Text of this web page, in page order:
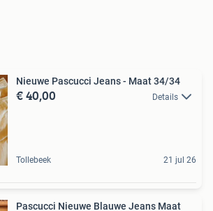
Nieuwe Pascucci Jeans - Maat 34/34
€ 40,00 Details
Tollebeek 21 jul 26
Pascucci Nieuwe Blauwe Jeans Maat